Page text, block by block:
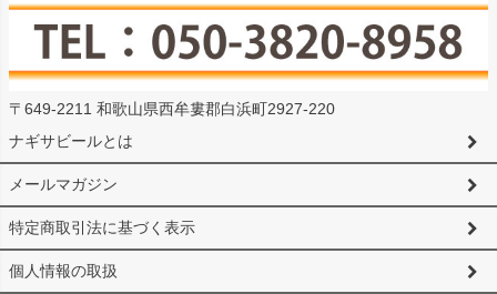
〒649-2211 和歌山県西牟婁郡白浜町2927-220
ナギサビールとは
メールマガジン
特定商取引法に基づく表示
個人情報の取扱